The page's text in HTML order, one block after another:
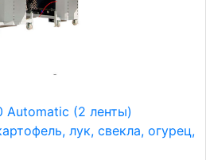
Automatic (2 ленты)
лук, свекла, огурец,